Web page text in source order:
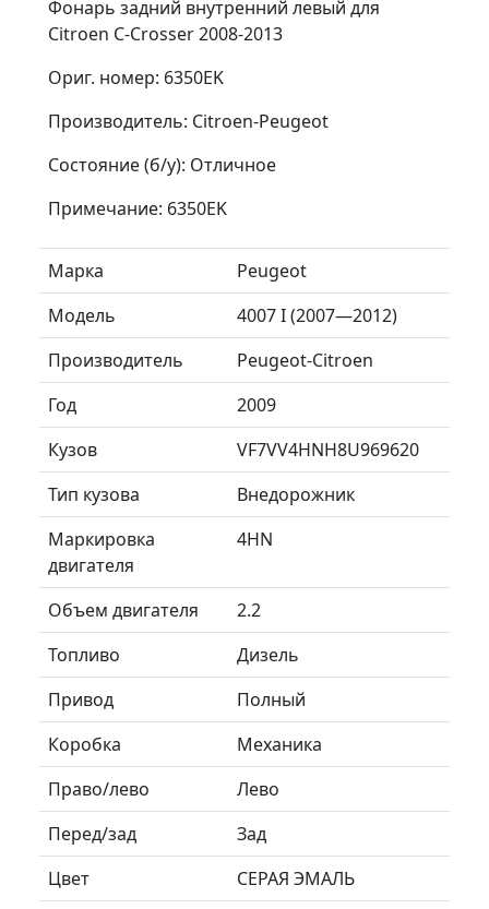
Фонарь задний внутренний левый для
Citroen C-Crosser 2008-2013
Ориг. номер: 6350EK
Производитель: Citroen-Peugeot
Состояние (б/у): Отличное
Примечание: 6350EK
Марка
Peugeot
Модель
4007 I (2007—2012)
Производитель
Peugeot-Citroen
Год
2009
Кузов
VF7VV4HNH8U969620
Тип кузова
Внедорожник
Маркировка
двигателя
4HN
Объем двигателя
2.2
Топливо
Дизель
Привод
Полный
Коробка
Механика
Право/лево
Лево
Перед/зад
Зад
Цвет
СЕРАЯ ЭМАЛЬ